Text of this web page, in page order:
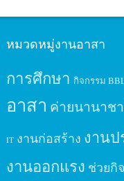
หมวดหมู่งานอาสา
การศึกษา กิจกรรม
อาสา ค่ายนานาช
IT งานก่อสร้าง งานป
งานออกแรง ช่วยกิ